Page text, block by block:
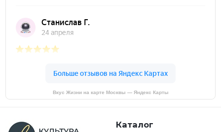
Вкус Жизни на карте Москвы — Яндекс Карты
Каталог